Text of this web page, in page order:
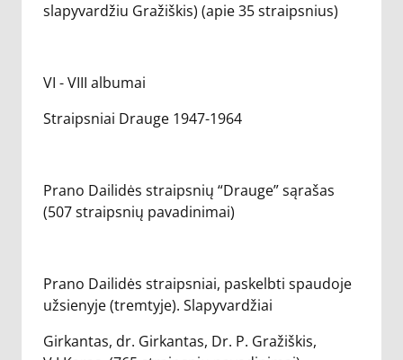
slapyvardžiu Gražiškis) (apie 35 straipsnius)
VI - VIII albumai
Straipsniai Drauge 1947-1964
Prano Dailidės straipsnių “Drauge” sąrašas
(507 straipsnių pavadinimai)
Prano Dailidės straipsniai, paskelbti spaudoje
užsienyje (tremtyje). Slapyvardžiai
Girkantas, dr. Girkantas, Dr. P. Gražiškis,